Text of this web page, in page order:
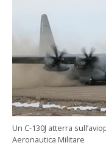
Un C-130J atterra
Aeronautica Militare